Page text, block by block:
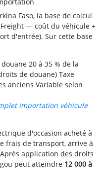
Faso, la base de calcul
— coût du véhicule +
d'entrée). Sur cette base
20 à 35 % de la
de douane) Taxe
anciens Variable selon
importation véhicule
d'occasion acheté à
frais de transport, arrive à
application des droits
peut atteindre 12 000 à